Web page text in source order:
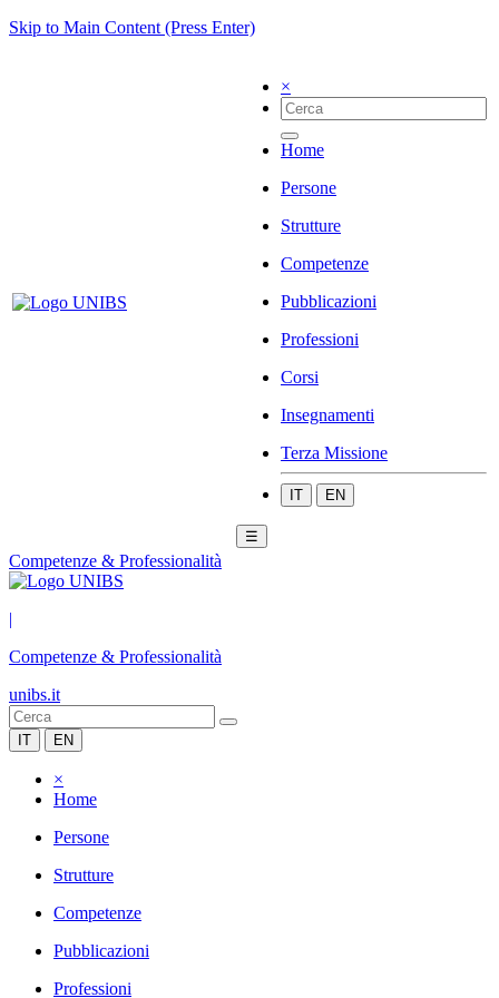
Skip to Main Content (Press Enter)
×
Home
Persone
Strutture
Competenze
Pubblicazioni
Professioni
Corsi
Insegnamenti
Terza Missione
IT EN
☰
Competenze & Professionalità
|
Competenze & Professionalità
unibs.it
IT EN
×
Home
Persone
Strutture
Competenze
Pubblicazioni
Professioni